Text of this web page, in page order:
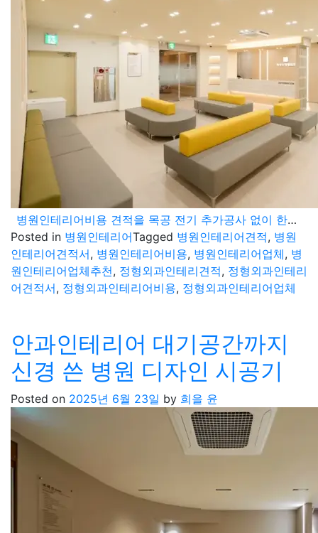
병원인테리어비용 견적을 목공 전기 추가공사 없이 한번 견적서로
Posted in 병원인테리어Tagged 병원인테리어견적, 병원
인테리어견적서, 병원인테리어비용, 병원인테리어업체, 병
원인테리어업체추천, 정형외과인테리견적, 정형외과인테리
어견적서, 정형외과인테리어비용, 정형외과인테리어업체
안과인테리어 대기공간까지
신경 쓴 병원 디자인 시공기
Posted on 2025년 6월 23일 by 희을 윤